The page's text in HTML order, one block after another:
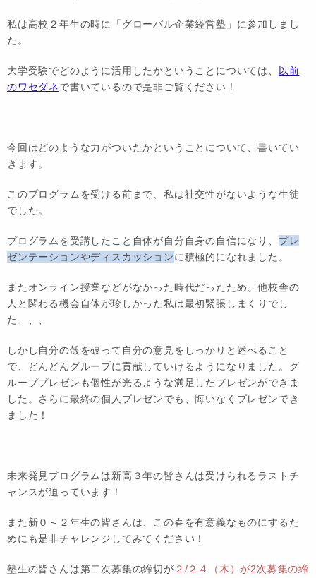
私は高校２年生の時に「グローバル企業経営塾」に参加しまし
た。
大学受験でどのように活用したかということについては、
以前
のワセダネで書いているので是非ご覧ください！
今回はどのような力がついたかということについて、書いてい
きます。
このプログラムを受ける前まで、私は社交性がないような生徒
でした。
プログラムを受講したこと自体が自分自身の自信になり、 プレ
ゼンテーションやディスカッションに積極的になれました。
またオンライン授業などがなかった時代だったため、他校舎の
人と関わる機会自体が珍しかった私は最初緊張しまくりでし
た、、、
しかし自分の殻を破って自分の意見をしっかりと述べること
で、どんどんグループに貢献していけるようになりました。グ
ループプレゼンも個性が光るような満足したプレゼンができま
した。さらに最終の個人プレゼンでも、悔いなくプレゼンでき
ました！
未来発見プログラムは新高３年の皆さんは受けられるラストチ
ャンスが迫っています！
また新０～２年生の皆さんは、この春を有意義なものにするた
めにも是非チャレンジしてみてください！
塾生の皆さんは第二次募集の締切が ２/２４（木）が2次募集の締